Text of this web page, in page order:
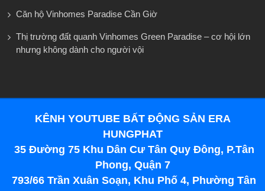
Căn hộ Vinhomes Paradise Cần Giờ
Thị trường đất quanh Vinhomes Green Paradise – cơ hội lớn
nhưng không dành cho người vội
KÊNH YOUTUBE BẤT ĐỘNG SẢN ERA
HUNGPHAT
35 Đường 75 Khu Dân Cư Tân Quy Đông, P.Tân
Phong, Quận 7
793/66 Trần Xuân Soạn, Khu Phố 4, Phường Tân